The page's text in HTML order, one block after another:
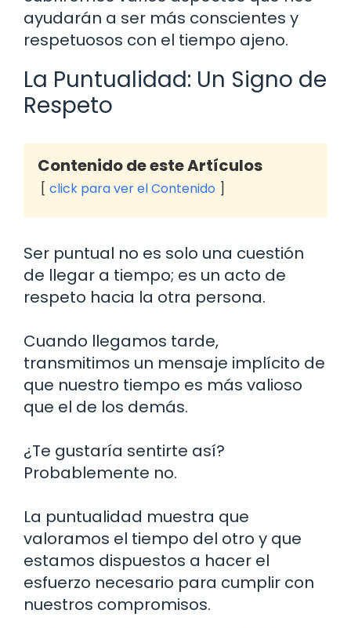
ayudarán a ser más conscientes y
respetuosos con el tiempo ajeno.
La Puntualidad: Un Signo de
Respeto
Contenido de este Artículos
click para ver el Contenido
Ser puntual no es solo una cuestión
de llegar a tiempo; es un acto de
respeto hacia la otra persona.
Cuando llegamos tarde,
transmitimos un mensaje implícito de
que nuestro tiempo es más valioso
que el de los demás.
¿Te gustaría sentirte así?
Probablemente no.
La puntualidad muestra que
valoramos el tiempo del otro y que
estamos dispuestos a hacer el
esfuerzo necesario para cumplir con
nuestros compromisos.